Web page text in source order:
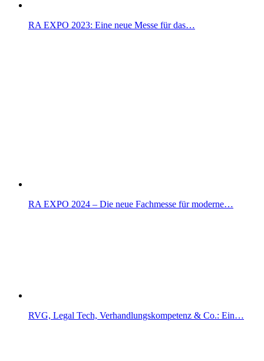
RA EXPO 2023: Eine neue Messe für das…
RA EXPO 2024 – Die neue Fachmesse für moderne…
RVG, Legal Tech, Verhandlungskompetenz & Co.: Ein…